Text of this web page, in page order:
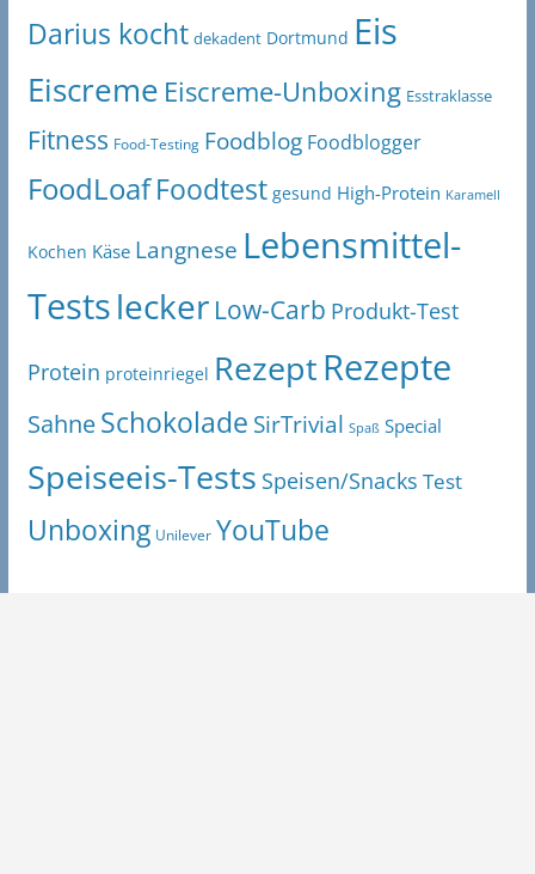
Darius kocht dekadent Dortmund Eis
Eiscreme Eiscreme-Unboxing Esstraklasse
Fitness Food-Testing Foodblog Foodblogger
FoodLoaf Foodtest gesund High-Protein Karamell
Kochen Käse Langnese Lebensmittel-
Testslecker Low-Carb Produkt-Test
Protein proteinriegel RezeptRezepte
SahneSchokolade SirTrivial Spaß Special
Speiseeis-Tests Speisen/Snacks Test
Unboxing Unilever YouTube